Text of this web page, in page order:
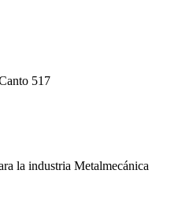
517
la industria Metalmecánica